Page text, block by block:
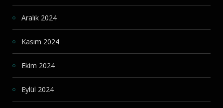
Aralık 2024
Kasım 2024
Ekim 2024
Eylül 2024